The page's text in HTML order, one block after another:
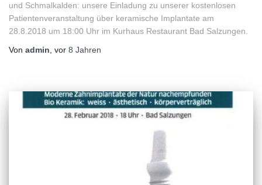
und Schmalkalden: unsere Einladung zu unserer kostenlosen
Patientenveranstaltung über keramische Implantate am
28.8.2018 um 18:00 Uhr im Kurhaus Restaurant Bad Salzungen.
Von admin, vor 8 Jahren